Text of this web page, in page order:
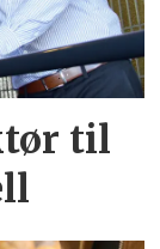
til